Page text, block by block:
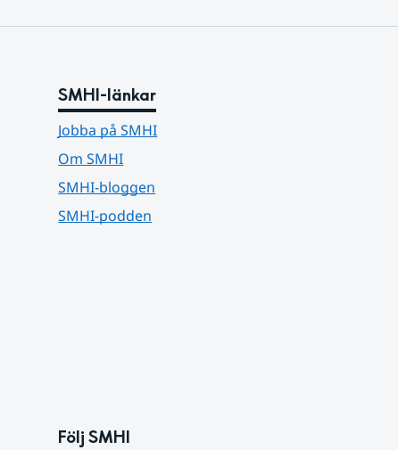
SMHI-länkar
Jobba på SMHI
Om SMHI
SMHI-bloggen
SMHI-podden
Följ SMHI